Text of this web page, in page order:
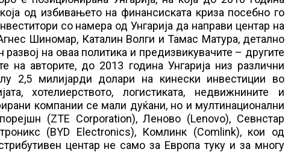
од избивањето на финансиската криза посебно го
со намера од Унгарија да направи центар на
Шиномар, Каталин Волги и Тамас Матура, детално
на оваа политика и предизвикувачите – другите
на авторите, до 2013 година Унгарија низ различни
2,5 милијарди долари на кинески инвестиции во
хотелиерството, логистиката, недвижнините и
компании се мали дуќани, но и мултинационални
(ZTE Corporation), Леново (Lenovo), Севнстар
(BYD Electronics), Комлинк (Comlink), кои од
центар не само за Европа туку и за многу